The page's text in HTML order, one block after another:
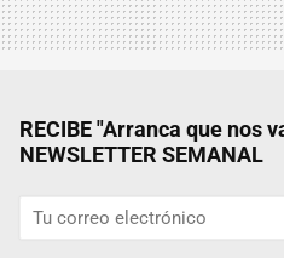
RECIBE "Arranca que nos
NEWSLETTER SEMANAL